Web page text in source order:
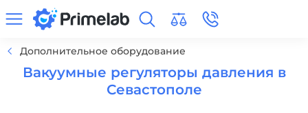
Дополнительное оборудование
Вакуумные регуляторы давления в
Севастополе